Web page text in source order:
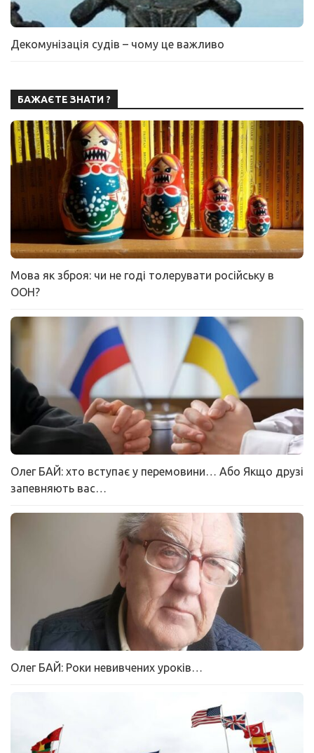
Декомунізація судів – чому це важливо
БАЖАЄТЕ ЗНАТИ ?
Мова як зброя: чи не годі толерувати російську в
ООН?
Олег БАЙ: хто вступає у перемовини… Або Якщо друзі
запевняють вас…
Олег БАЙ: Роки невивчених уроків…